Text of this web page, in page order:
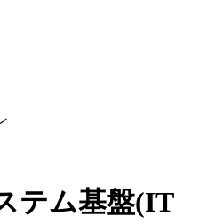
テム基盤(IT